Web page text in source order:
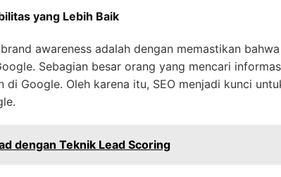
yang Lebih Baik
awareness adalah dengan memastikan
Sebagian besar orang yang mencari
Google. Oleh karena itu, SEO menjadi kunci
dengan Teknik Lead Scoring